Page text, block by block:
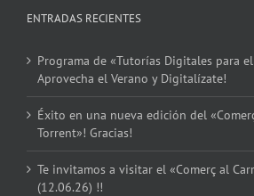
ENTRADAS RECIENTES
Programa de «Tutorías Digitales para
Aprovecha el Verano y Digitalízate!
Éxito en una nueva edición del
Torrent»! Gracias!
Te invitamos a visitar el «Comerç al
(12.06.26) !!